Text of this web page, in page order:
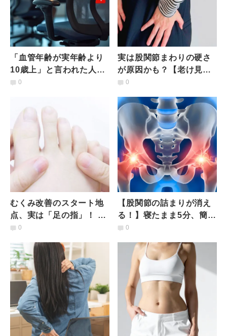
「血管年齢が実年齢より
10歳上」と言われた人が
今すぐ見直すべき習慣｜
0
実は股関節まわりの硬さ
が原因かも？【老け見え
姿勢＆腰痛改善】エクサ
0
むくみ改善のスタート地
点、実は「足の指」！ 地
味だけど、気持ちが良く
コツ
0
【股関節の詰まりが消え
る！】寝たまま5分、簡単
すぎる「揺らすだけ股関
0